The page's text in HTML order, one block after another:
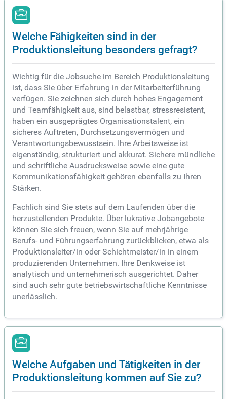
Welche Fähigkeiten sind in der
Produktionsleitung besonders gefragt?
Wichtig für die Jobsuche im Bereich Produktionsleitung
ist, dass Sie über Erfahrung in der Mitarbeiterführung
verfügen. Sie zeichnen sich durch hohes Engagement
und Teamfähigkeit aus, sind belastbar, stressresistent,
haben ein ausgeprägtes Organisationstalent, ein
sicheres Auftreten, Durchsetzungsvermögen und
Verantwortungsbewusstsein. Ihre Arbeitsweise ist
eigenständig, strukturiert und akkurat. Sichere mündliche
und schriftliche Ausdrucksweise sowie eine gute
Kommunikationsfähigkeit gehören ebenfalls zu Ihren
Stärken.
Fachlich sind Sie stets auf dem Laufenden über die
herzustellenden Produkte. Über lukrative Jobangebote
können Sie sich freuen, wenn Sie auf mehrjährige
Berufs- und Führungserfahrung zurückblicken, etwa als
Produktionsleiter/in oder Schichtmeister/in in einem
produzierenden Unternehmen. Ihre Denkweise ist
analytisch und unternehmerisch ausgerichtet. Daher
sind auch sehr gute betriebswirtschaftliche Kenntnisse
unerlässlich.
Welche Aufgaben und Tätigkeiten in der
Produktionsleitung kommen auf Sie zu?